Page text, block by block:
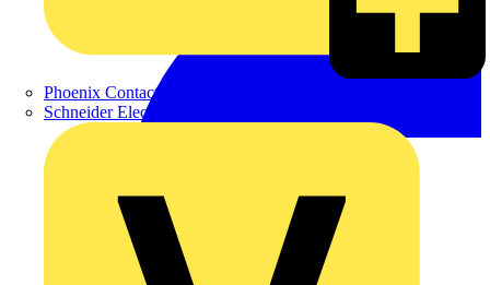
Phoenix Contact
Schneider Electric